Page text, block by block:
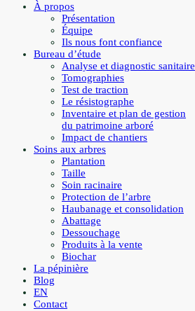
À propos
Présentation
Équipe
Ils nous font confiance
Bureau d’étude
Analyse et diagnostic sanitaire
Tomographies
Test de traction
Le résistographe
Inventaire et plan de gestion
du patrimoine arboré
Impact de chantiers
Soins aux arbres
Plantation
Taille
Soin racinaire
Protection de l’arbre
Haubanage et consolidation
Abattage
Dessouchage
Produits à la vente
Biochar
La pépinière
Blog
EN
Contact